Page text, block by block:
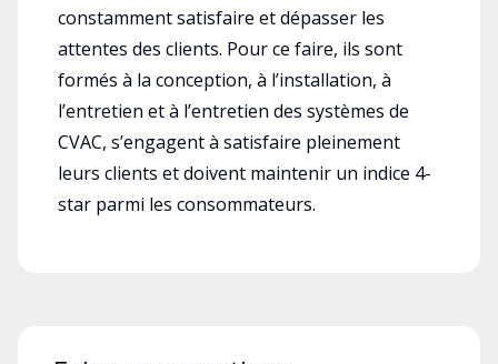
constamment satisfaire et dépasser les
attentes des clients. Pour ce faire, ils sont
formés à la conception, à l’installation, à
l’entretien et à l’entretien des systèmes de
CVAC, s’engagent à satisfaire pleinement
leurs clients et doivent maintenir un indice 4-
star parmi les consommateurs.